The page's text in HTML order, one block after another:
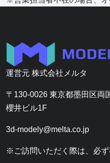
運営元 株式会社メルタ
〒130-0026 東京都墨田区両
櫻井ビル1F
3d-modely@melta.co.jp
※ご訪問いただく際は、必ず